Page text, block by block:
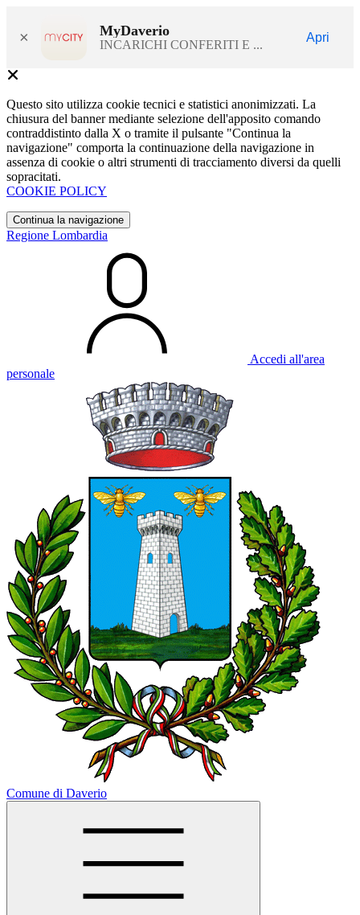
× MyDaverio
INCARICHI CONFERITI E ...
Apri
Questo sito utilizza cookie tecnici e statistici anonimizzati. La
chiusura del banner mediante selezione dell'apposito comando
contraddistinto dalla X o tramite il pulsante "Continua la
navigazione" comporta la continuazione della navigazione in
assenza di cookie o altri strumenti di tracciamento diversi da quelli
sopracitati.
COOKIE POLICY
Continua la navigazione
Regione Lombardia
Accedi all'area
personale
Comune di Daverio